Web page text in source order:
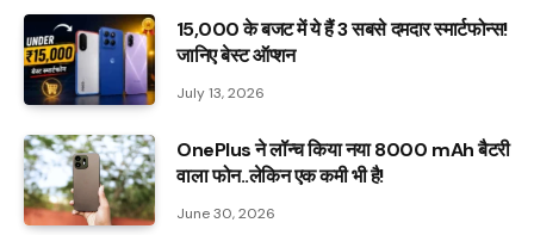
₹15,000 के बजट में ये हैं 3 सबसे दमदार स्मार्टफोन्स!
जानिए बेस्ट ऑप्शन
July 13, 2026
OnePlus ने लॉन्च किया नया 8000 mAh बैटरी
वाला फोन..लेकिन एक कमी भी है!
June 30, 2026